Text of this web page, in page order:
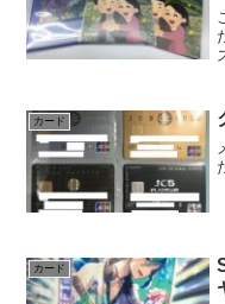
カード
カード